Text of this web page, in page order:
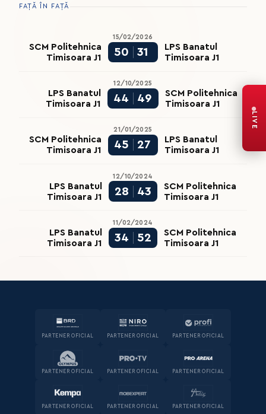
FAȚĂ ÎN FAȚĂ
15/02/2026
SCM Politehnica
Timisoara J1
50 31
LPS Banatul
Timisoara J1
12/10/2025
LPS Banatul
Timisoara J1
44 49
SCM Politehnica
Timisoara J1
21/01/2025
SCM Politehnica
Timisoara J1
45 27
LPS Banatul
Timisoara J1
12/10/2024
LPS Banatul
Timisoara J1
28 43
SCM Politehnica
Timisoara J1
11/02/2024
LPS Banatul
Timisoara J1
34 52
SCM Politehnica
Timisoara J1
PARTENER OFICIAL PARTENER OFICIAL PARTENER OFICIAL
PARTENER OFICIAL PARTENER OFICIAL PARTENER OFICIAL
PARTENER OFICIAL PARTENER OFICIAL PARTENER OFICIAL
LIVE